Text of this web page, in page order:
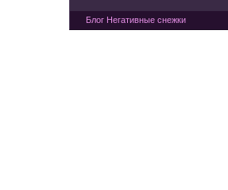
Блог Негативные снежки